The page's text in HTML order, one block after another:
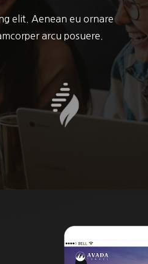
elit. Aenean eu ornare
arcu posuere.